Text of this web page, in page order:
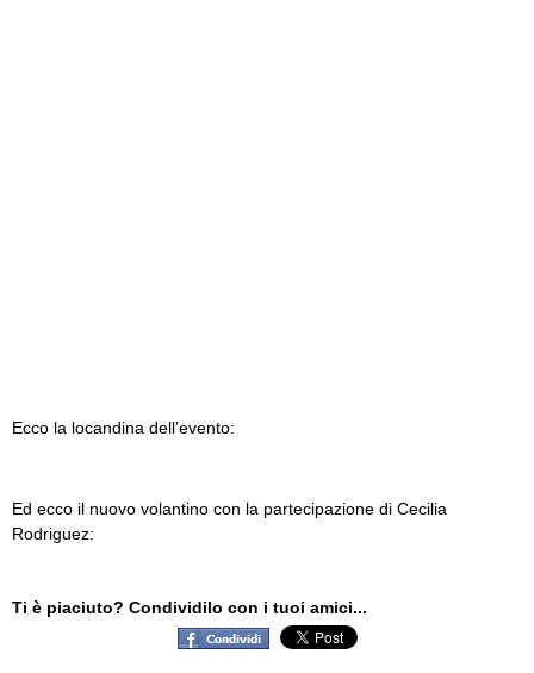
Ecco la locandina dell’evento:
Ed ecco il nuovo volantino con la partecipazione di Cecilia
Rodriguez:
Ti è piaciuto? Condividilo con i tuoi amici...